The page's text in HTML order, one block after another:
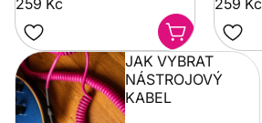
JAK VYBRAT
NÁSTROJOVÝ
KABEL